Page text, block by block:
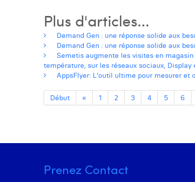
Plus d'articles...
Demand Gen : une réponse solide aux
Demand Gen : une réponse solide aux
Semetis augmente les visites en
température, sur les réseaux sociaux, Display
AppsFlyer: L'outil ultime pour mesurer
Début « 1 2 3 4 5 6
Prenez Contact